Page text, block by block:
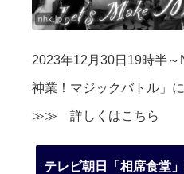
2023年12月30日19時半～
神業！マジックバトル」
≫≫ 詳しくはこちら
テレビ朝日「相席食堂